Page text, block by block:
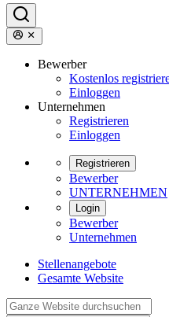
Bewerber
Kostenlos
Einloggen
Unternehmen
Registrieren
Einloggen
Registrieren
Bewerber
UNTERNEHMEN
Login
Bewerber
Unternehmen
Stellenangebote
Gesamte Website